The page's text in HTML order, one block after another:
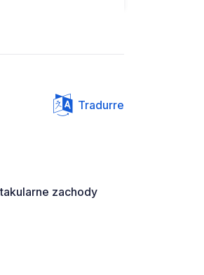
Tradurre
zachody